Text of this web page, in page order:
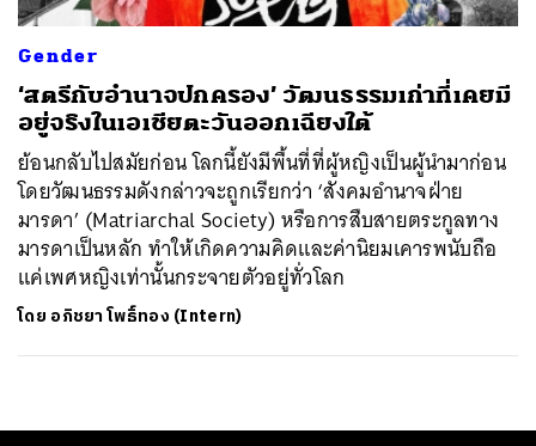
Gender
‘สตรีกับอำนาจปกครอง’ วัฒนธรรมเก่าที่เคยมี
อยู่จริงในเอเชียตะวันออกเฉียงใต้
ย้อนกลับไปสมัยก่อน โลกนี้ยังมีพื้นที่ที่ผู้หญิงเป็นผู้นำมาก่อน
โดยวัฒนธรรมดังกล่าวจะถูกเรียกว่า ‘สังคมอำนาจฝ่าย
มารดา’ (Matriarchal Society) หรือการสืบสายตระกูลทาง
มารดาเป็นหลัก ทำให้เกิดความคิดและค่านิยมเคารพนับถือ
แค่เพศหญิงเท่านั้นกระจายตัวอยู่ทั่วโลก
โดย อภิชยา โพธิ์ทอง (Intern)
SHARE TWEET LINE EMAIL